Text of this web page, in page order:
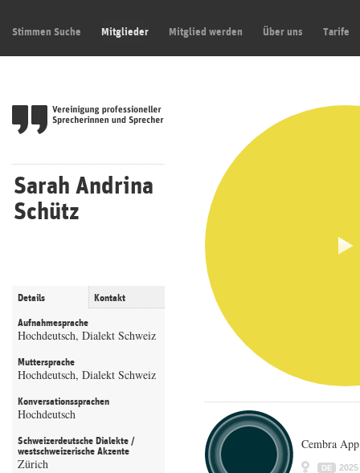
Stimmen Suche Mitglieder Mitglied werden Über uns Tarife
Sarah Andrina
Schütz
Details Kontakt
Aufnahmesprache
Hochdeutsch, Dialekt Schweiz
Muttersprache
Hochdeutsch, Dialekt Schweiz
Konversationssprachen
Hochdeutsch
Schweizerdeutsche Dialekte /
westschweizerische Akzente
Zürich
Cembra
DE 2025